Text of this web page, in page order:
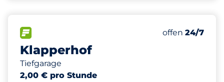
Klapperhof
Tiefgarage
Anzahl der
Stellplätze
offen 24/7
2,00 € pro Stunde